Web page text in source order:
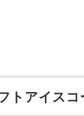
アイス